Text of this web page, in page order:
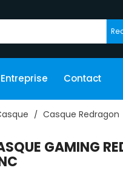
Entreprise Contact
Casque Redragon
GAMING